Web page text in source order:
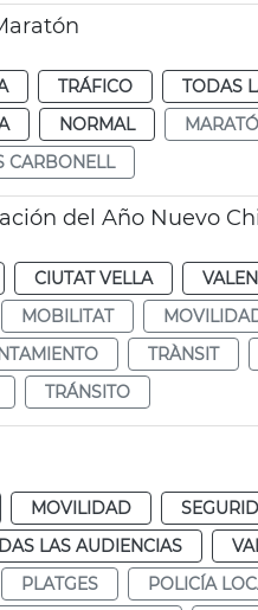
TRÁFICO TODAS
NORMAL MARATÓ
CARBONELL
del Año Nuevo
CIUTAT VELLA
MOBILITAT
TRÀNSIT
TRÁNSITO
MOVILIDAD
LAS AUDIENCIAS
PLATGES POLICÍA